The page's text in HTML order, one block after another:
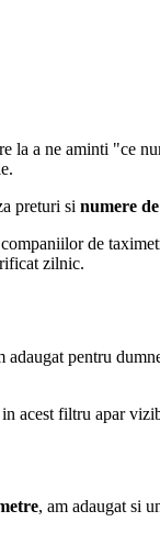
la a ne aminti "ce
preturi si numere
de
zilnic.
pentru
filtru apar
, am adaugat si